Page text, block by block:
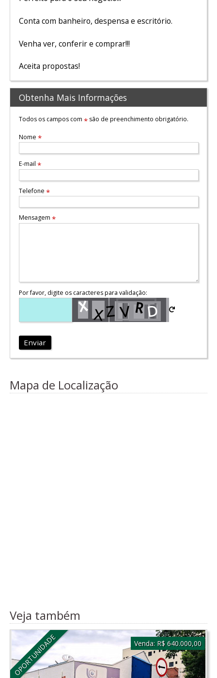
Conta com banheiro, despensa e escritório.
Venha ver, conferir e comprar!!!
Aceita propostas!
Obtenha Mais Informações
Todos os campos com *são de preenchimento obrigatório.
Nome *
E-mail *
Telefone *
Mensagem *
Por favor, digite os caracteres para validação:
Enviar
Mapa de Localização
Veja também
OPORTUNIDADE Venda: R$ 640.000,00